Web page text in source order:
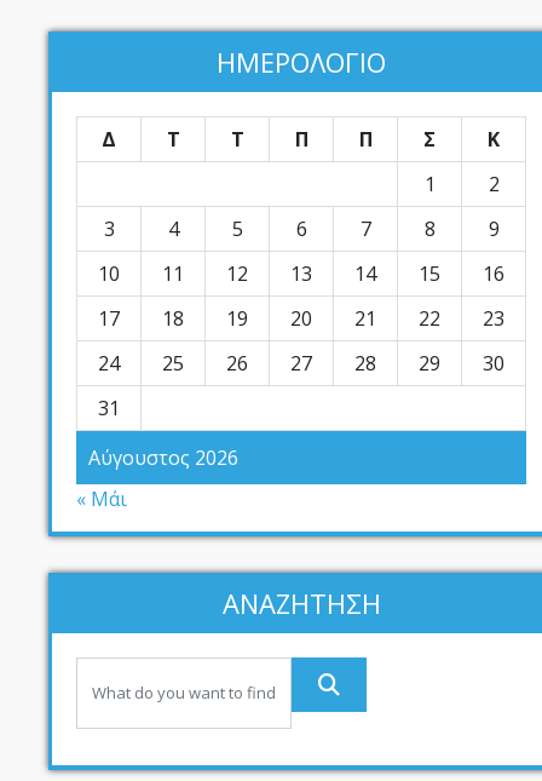
ΗΜΕΡΟΛΟΓΙΟ
Αύγουστος 2026
Δ Τ Τ Π Π Σ
Κ
1
2
3
4 5 6 7 8
9
10
11 12 13 14 15
16
17
18 19 20 21 22
23
24
25 26 27 28 29
30
31
« Μάι
ΑΝΑΖΗΤΗΣΗ